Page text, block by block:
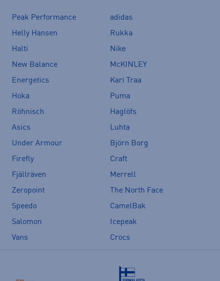
Peak Performance
adidas
Helly Hansen
Rukka
Halti
Nike
New Balance
McKINLEY
Energetics
Kari Traa
Hoka
Puma
Röhnisch
Haglöfs
Asics
Luhta
Under Armour
Björn Borg
Firefly
Craft
Fjällräven
Merrell
Zeropoint
The North Face
Speedo
CamelBak
Salomon
Icepeak
Vans
Crocs